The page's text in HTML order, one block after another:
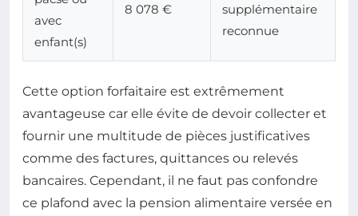
avec
enfant(s)
8 078 €
supplémentaire
reconnue
Cette option forfaitaire est extrêmement
avantageuse car elle évite de devoir collecter et
fournir une multitude de pièces justificatives
comme des factures, quittances ou relevés
bancaires. Cependant, il ne faut pas confondre
ce plafond avec la pension alimentaire versée en